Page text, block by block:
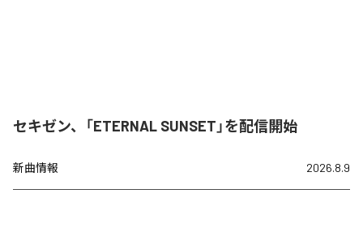
セキゼン、「ETERNAL SUNSET」を配信開始
新曲情報 2026.8.9